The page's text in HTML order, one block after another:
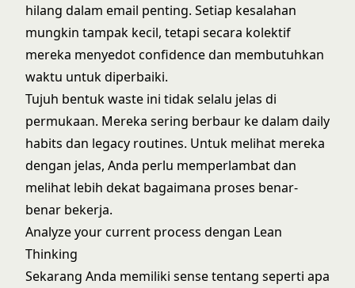
hilang dalam email penting. Setiap kesalahan
mungkin tampak kecil, tetapi secara kolektif
mereka menyedot confidence dan membutuhkan
waktu untuk diperbaiki.
Tujuh bentuk waste ini tidak selalu jelas di
permukaan. Mereka sering berbaur ke dalam daily
habits dan legacy routines. Untuk melihat mereka
dengan jelas, Anda perlu memperlambat dan
melihat lebih dekat bagaimana proses benar-
benar bekerja.
Analyze your current process dengan Lean
Thinking
Sekarang Anda memiliki sense tentang seperti apa